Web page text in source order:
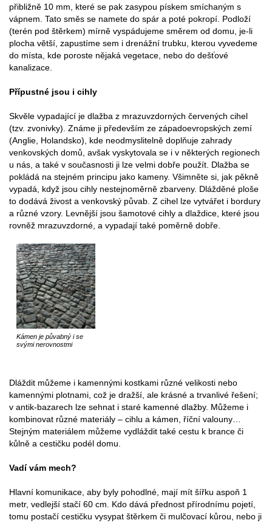
přibližně 10 mm, které se pak zasypou pískem smíchaným s
vápnem. Tato směs se namete do spár a poté pokropí. Podloží
(terén pod štěrkem) mírně vyspádujeme směrem od domu, je-li
plocha větší, zapustíme sem i drenážní trubku, kterou vyvedeme
do místa, kde poroste nějaká vegetace, nebo do dešťové
kanalizace.
Přípustné jsou i cihly
Skvěle vypadající je dlažba z mrazuvzdorných červených cihel
(tzv. zvonivky). Známe ji především ze západoevropských zemí
(Anglie, Holandsko), kde neodmyslitelně doplňuje zahrady
venkovských domů, avšak vyskytovala se i v některých regionech
u nás, a také v současnosti ji lze velmi dobře použít. Dlažba se
pokládá na stejném principu jako kameny. Všimněte si, jak pěkně
vypadá, když jsou cihly nestejnoměrně zbarveny. Dlážděné ploše
to dodává živost a venkovský půvab. Z cihel lze vytvářet i bordury
a různé vzory. Levnější jsou šamotové cihly a dlaždice, které jsou
rovněž mrazuvzdorné, a vypadají také poměrně dobře.
Kámen je půvabný i se
svými nerovnostmi
Dláždit můžeme i kamennými kostkami různé velikosti nebo
kamennými plotnami, což je dražší, ale krásné a trvanlivé řešení;
v antik-bazarech lze sehnat i staré kamenné dlažby. Můžeme i
kombinovat různé materiály – cihlu a kámen, říční valouny…
Stejným materiálem můžeme vydláždit také cestu k brance či
kůlně a cestičku podél domu.
Vadí vám mech?
Hlavní komunikace, aby byly pohodlné, mají mít šířku aspoň 1
metr, vedlejší stačí 60 cm. Kdo dává přednost přírodnímu pojetí,
tomu postačí cestičku vysypat štěrkem či mulčovací kůrou, nebo ji